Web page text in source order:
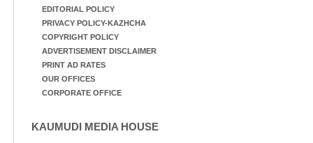
EDITORIAL POLICY
PRIVACY POLICY-KAZHCHA
COPYRIGHT POLICY
ADVERTISEMENT DISCLAIMER
PRINT AD RATES
OUR OFFICES
CORPORATE OFFICE
KAUMUDI MEDIA HOUSE